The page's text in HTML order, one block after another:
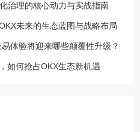
治理的核心动力与实战指南
未来的生态蓝图与战略布局
体验将迎来哪些颠覆性升级？
如何抢占OKX生态新机遇